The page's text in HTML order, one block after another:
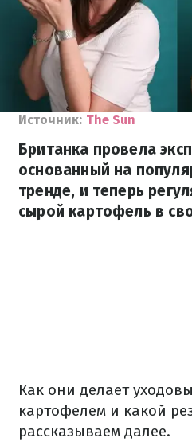
Источник: The Sun
Британка провела
основанный на
тренде, и теперь
сырой картофель в
Как они делает
картофелем и какой
рассказываем далее.